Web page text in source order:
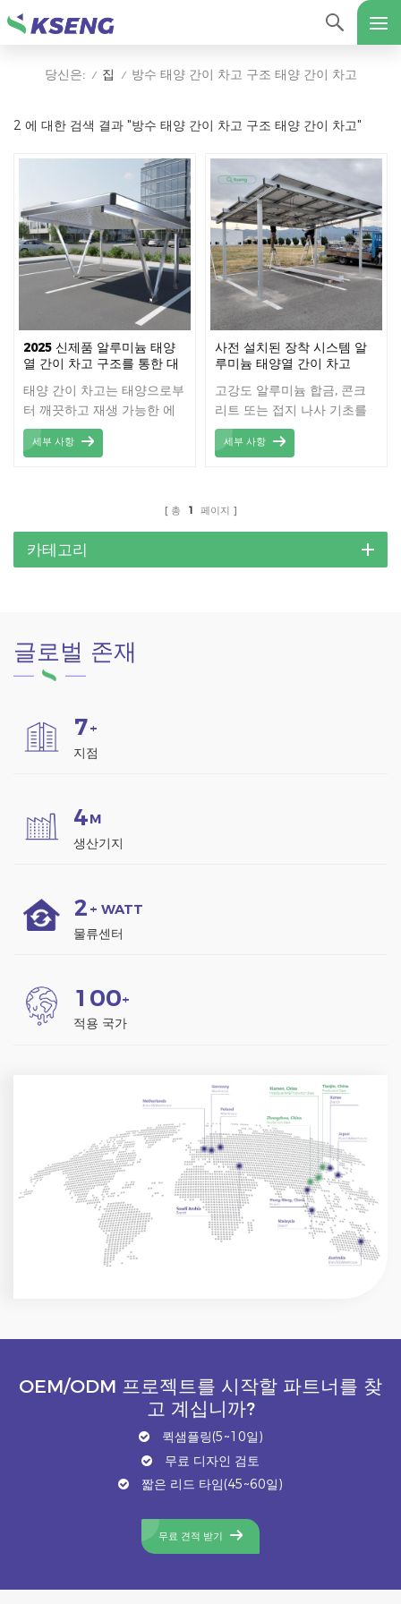
당신은: / 집 / 방수 태양 간이 차고 구조 태양 간이 차고
2 에 대한 검색 결과 "방수 태양 간이 차고 구조 태양 간이 차고"
2025 신제품 알루미늄 태양
열 간이 차고 구조를 통한 대
태양 간이 차고는 태양으로부
터 깨끗하고 재생 가능한 에
너지를 생성하면서 차량에 그
늘과 보호소를 제공합니다.
세부 사항
사전 설치된 장착 시스템 알
루미늄 태양열 간이 차고
고강도 알루미늄 합금, 콘크
리트 또는 접지 나사 기초를
사용한 간이 차고 태양광 장
착세부 사항
총 1 페이지
카테고리
글로벌 존재
7+
지점
4M
생산기지
2 + WATT
물류센터
1 00+
적용 국가
OEM/ODM 프로젝트를 시작할 파트너를 찾
고 계십니까?
퀵샘플링(5~10일)
무료 디자인 검토
짧은 리드 타임(45~60일)
무료 견적 받기